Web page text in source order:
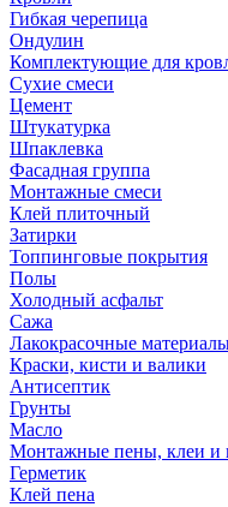
Гибкая черепица
Ондулин
Комплектующие для
Сухие смеси
Цемент
Штукатурка
Шпаклевка
Фасадная группа
Монтажные смеси
Клей плиточный
Затирки
Топпинговые покрытия
Полы
Холодный асфальт
Сажа
Лакокрасочные
Краски, кисти и валики
Антисептик
Грунты
Масло
Монтажные пены, клеи и
Герметик
Клей пена